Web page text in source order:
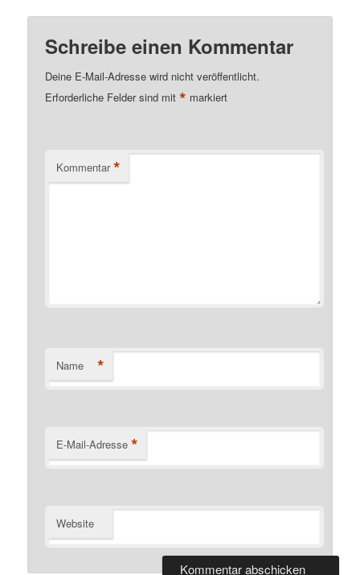
Schreibe einen Kommentar
Deine E-Mail-Adresse wird nicht veröffentlicht.
Erforderliche Felder sind mit* markiert
Kommentar *
Name *
E-Mail-Adresse *
Website